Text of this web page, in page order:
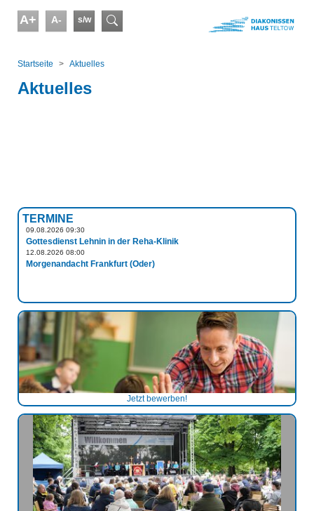
A+ A- s/w Suchformular
Startseite
Aktuelles
Aktuelles
TERMINE
09.08.2026 09:30
Gottesdienst Lehnin in der Reha-Klinik
12.08.2026 08:00
Morgenandacht Frankfurt (Oder)
Jetzt bewerben!